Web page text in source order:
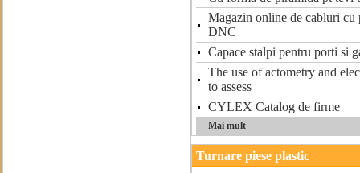
Magazin online de cabluri cu
DNC
Capace stalpi pentru porti si
The use of actometry and
to assess
CYLEX Catalog de firme
Mai mult
Turnare piese plastic